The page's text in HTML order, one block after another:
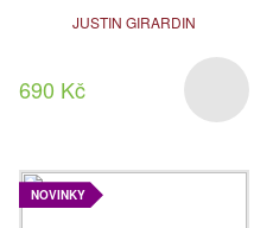
JUSTIN GIRARDIN
690 Kč
NOVINKY